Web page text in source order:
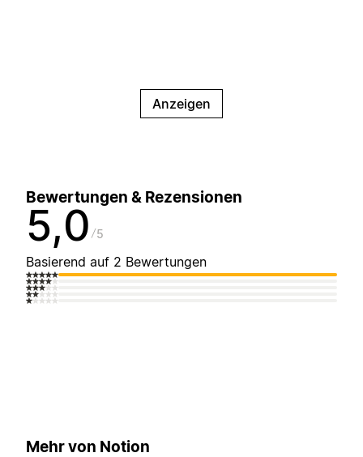
Anzeigen
Bewertungen & Rezensionen
5,0 5
Basierend auf 2 Bewertungen
Mehr von Notion